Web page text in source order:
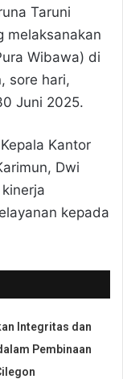
Taruni
melaksanakan
Wibawa) di
sore hari,
Juni 2025.
Kantor
Dwi
kepada
Integritas dan
Pembinaan